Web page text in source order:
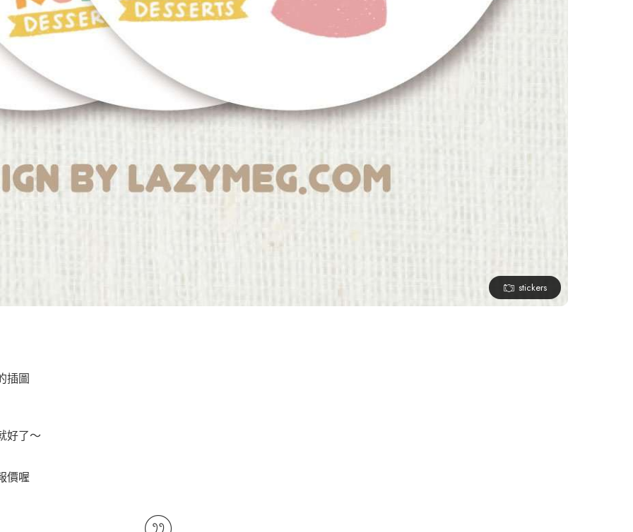
stickers
插圖
好了～
價喔